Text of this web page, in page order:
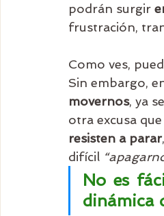
podrán surgir
frustración,
Como ves,
Sin embargo,
movernos, ya
otra excusa
resisten a parar
difícil
No es
dinámica